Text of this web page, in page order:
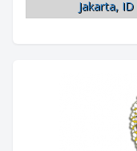
Jakarta, ID